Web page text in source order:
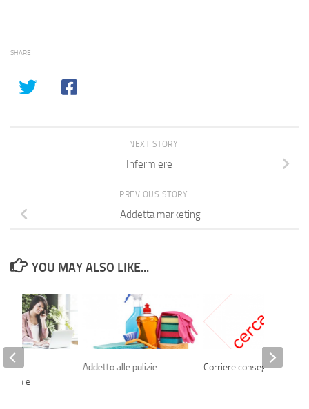
SHARE
NEXT STORY
Infermiere
PREVIOUS STORY
Addetta marketing
YOU MAY ALSO LIKE...
Addetto alle pulizie Corriere consegnatario
e